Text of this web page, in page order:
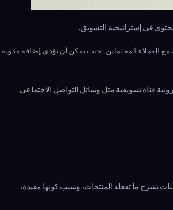
في إستراتيجية التسويق.
مع العملاء المحتملين. حيث يمكن أن تؤدي إضافة مدونة
قناة تسويقية مثل وسائل التواصل الاجتماعي،
تشرح ما تفعله المنتجات، وسبب كونها مفيدة،